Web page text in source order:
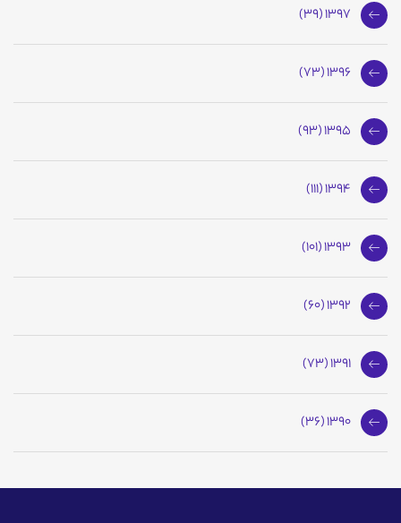
1397 (39)
1396 (73)
1395 (93)
1394 (111)
1393 (101)
1392 (60)
1391 (73)
1390 (36)